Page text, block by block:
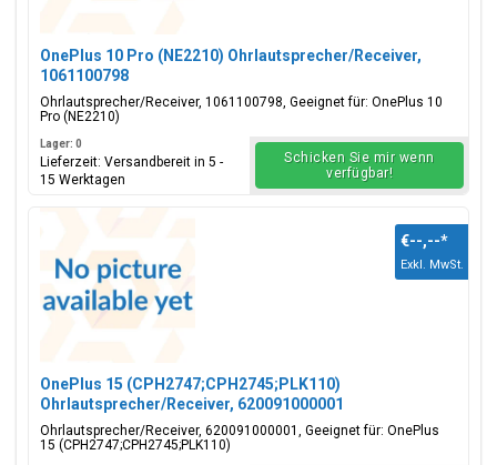
OnePlus 10 Pro (NE2210) Ohrlautsprecher/Receiver,
1061100798
Ohrlautsprecher/Receiver, 1061100798, Geeignet für: OnePlus 10
Pro (NE2210)
Lager: 0
Lieferzeit: Versandbereit in 5 -
15 Werktagen
Schicken Sie mir wenn
verfügbar!
OnePlus 15 (CPH2747;CPH2745;PLK110)
Ohrlautsprecher/Receiver, 620091000001
Ohrlautsprecher/Receiver, 620091000001, Geeignet für: OnePlus
15 (CPH2747;CPH2745;PLK110)
€--,--*
Exkl. MwSt.